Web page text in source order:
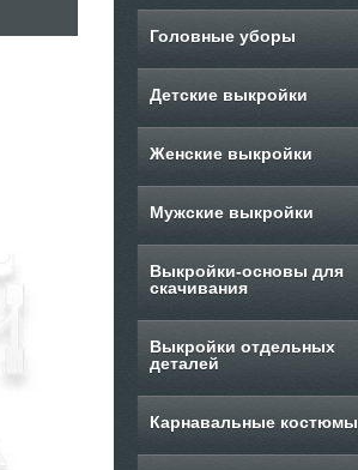
Головные уборы
Детские выкройки
Женские выкройки
Мужские выкройки
Выкройки-основы для
скачивания
Выкройки отдельных
деталей
Карнавальные костюмы